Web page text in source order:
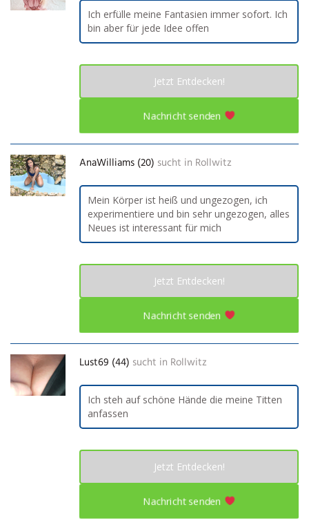
Ich erfülle meine Fantasien immer sofort. Ich
bin aber für jede Idee offen
Jetzt Entdecken!
Nachricht senden
AnaWilliams (20) sucht in Rollwitz
Mein Körper ist heiß und ungezogen, ich
experimentiere und bin sehr ungezogen, alles
Neues ist interessant für mich
Jetzt Entdecken!
Nachricht senden
Lust69 (44) sucht in Rollwitz
Ich steh auf schöne Hände die meine Titten
anfassen
Jetzt Entdecken!
Nachricht senden